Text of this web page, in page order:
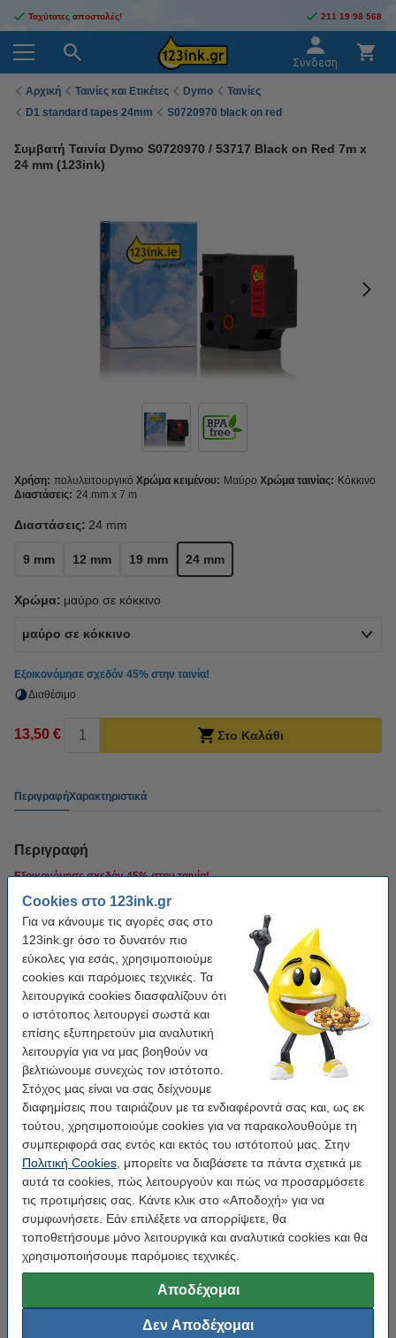
Cookies στο 123ink.gr
Για να κάνουμε τις αγορές σας στο
123ink.gr όσο το δυνατόν πιο
εύκολες για εσάς, χρησιμοποιούμε
cookies και παρόμοιες τεχνικές. Τα
λειτουργικά cookies διασφαλίζουν ότι
ο ιστότοπος λειτουργεί σωστά και
επίσης εξυπηρετούν μια αναλυτική
λειτουργία για να μας βοηθούν να
βελτιώνουμε συνεχώς τον ιστότοπο.
Στόχος μας είναι να σας δείχνουμε
διαφημίσεις που ταιριάζουν με τα ενδιαφέροντά σας και, ως εκ
τούτου, χρησιμοποιούμε cookies για να παρακολουθούμε τη
συμπεριφορά σας εντός και εκτός του ιστότοπού μας. Στην
Πολιτική Cookies , μπορείτε να διαβάσετε τα πάντα σχετικά με
αυτά τα cookies, πώς λειτουργούν και πώς να προσαρμόσετε
τις προτιμήσεις σας. Κάντε κλικ στο «Αποδοχή» για να
συμφωνήσετε. Εάν επιλέξετε να απορρίψετε, θα
τοποθετήσουμε μόνο λειτουργικά και αναλυτικά cookies και θα
χρησιμοποιήσουμε παρόμοιες τεχνικές.
Αποδέχομαι
Δεν Αποδέχομαι
Ταχύτατες αποστολές! 211 19 98 568
Σύνδεση
Αρχική Ταινίες και Ετικέτες Dymo
Ταινίες
D1 standard tapes 24mm
S0720970 black on red
Συμβατή Ταινία Dymo S0720970 / 53717 Black on Red 7m x
24 mm (123ink)
Χρήση: πολυλειτουργικό Χρώμα κειμένου: Μαύρο Χρώμα ταινίας: Κόκκινο
Διαστάσεις: 24 mm x 7 m
Διαστάσεις: 24 mm
9 mm 12 mm 19 mm 24 mm
Χρώμα: μαύρο σε κόκκινο
μαύρο σε κόκκινο
Εξοικονόμησε σχεδόν 45% στην ταινία!
Διαθέσιμο
13,50 € Στο Καλάθι
ΠεριγραφήΧαρακτηριστικά
Περιγραφή
Εξοικονόμησε σχεδόν45%στην ταινία!
Υψηλής ποιότητας και αξιόπιστη έκδοση 123ink του Dymo S0720970 /
53717 μαύρο σε κόκκινη ταινία, 24 mm. Αυτή η ταινία είναι κατασκευασμένη
από πιστοποιημένο κατασκευαστή ISO-9001 (έτσι, σύμφωνα με τα υψηλότερα
πρότυπα ποιότητας).
Περιέχει7 μέτραταινίας υψηλής ποιότητας.
Φυσικά και αυτό το προϊόν από την 123ink συνοδεύεται από 100% εγγύηση!
Χαρακτηριστικά
Χρήση: πολυλειτουργικό
Χρώμα κειμένου: Μαύρο
Χρώμα ταινίας:
Διαστάσεις: 24 mm x 7 m
Μάρκα: 123ink
Κατηγορία: αυτοκόλλητο
088431
53717